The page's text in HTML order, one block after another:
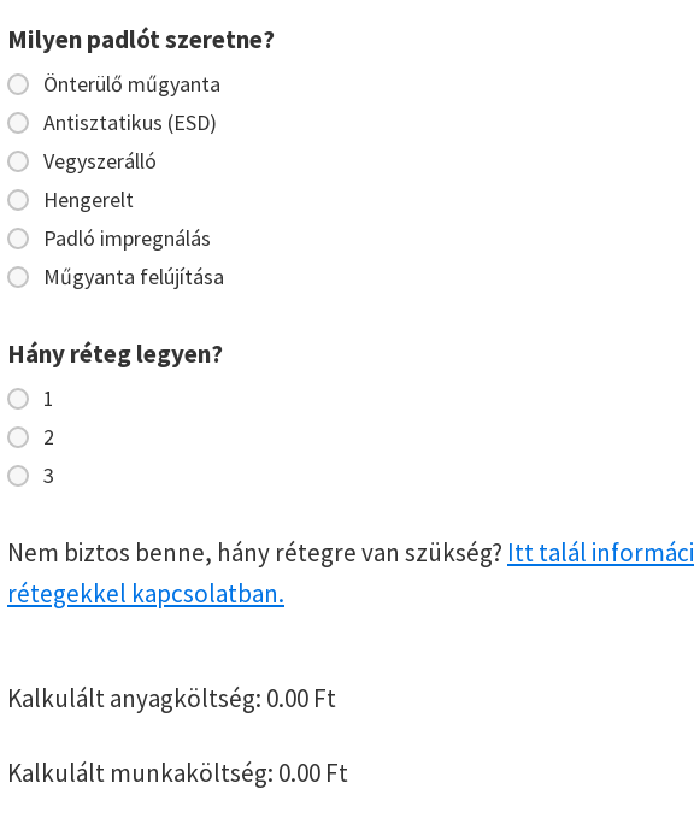
Milyen padlót szeretne?
Önterülő műgyanta
Antisztatikus (ESD)
Vegyszerálló
Hengerelt
Padló impregnálás
Műgyanta felújítása
Hány réteg legyen?
1
2
3
Nem biztos benne, hány rétegre van szükség? Itt talál
rétegekkel kapcsolatban.
Kalkulált anyagköltség: 0.00 Ft
Kalkulált munkaköltség: 0.00 Ft